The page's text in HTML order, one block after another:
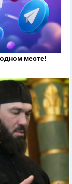
месте!